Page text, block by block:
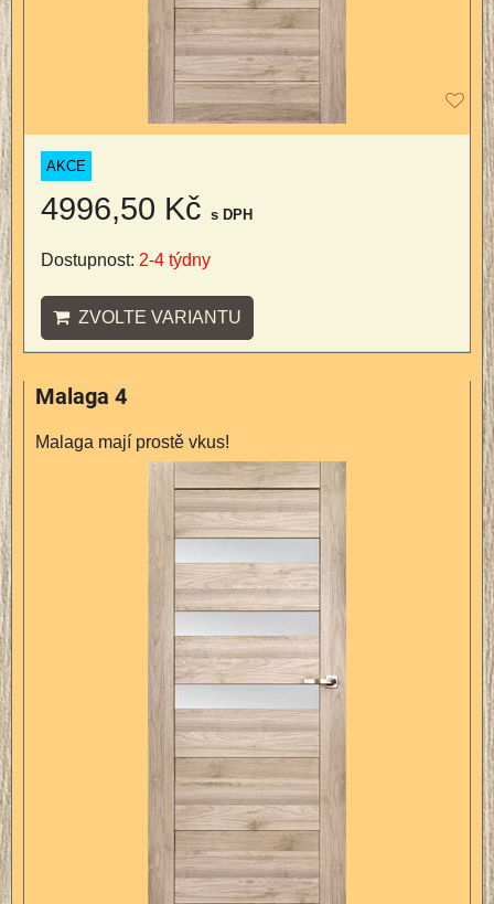
AKCE
4996,50 Kč s DPH
Dostupnost: 2-4 týdny
ZVOLTE VARIANTU
Malaga 4
Malaga mají prostě vkus!